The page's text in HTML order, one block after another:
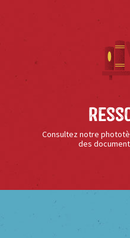
Consultez notre
des